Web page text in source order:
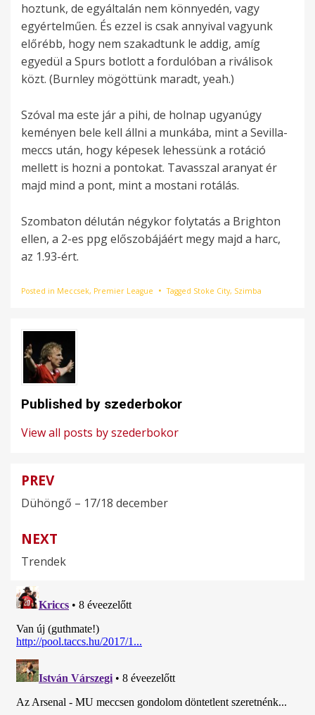
hoztunk, de egyáltalán nem könnyedén, vagy
egyértelműen. És ezzel is csak annyival vagyunk
előrébb, hogy nem szakadtunk le addig, amíg
egyedül a Spurs botlott a fordulóban a riválisok
közt. (Burnley mögöttünk maradt, yeah.)
Szóval ma este jár a pihi, de holnap ugyanúgy
keményen bele kell állni a munkába, mint a Sevilla-
meccs után, hogy képesek lehessünk a rotáció
mellett is hozni a pontokat. Tavasszal aranyat ér
majd mind a pont, mint a mostani rotálás.
Szombaton délután négykor folytatás a Brighton
ellen, a 2-es ppg előszobájáért megy majd a harc,
az 1.93-ért.
Posted in Meccsek, Premier League Tagged Stoke City, Szimba
Published by szederbokor
View all posts by szederbokor
Bejegyzés
navigáció
PREV
Dühöngő – 17/18 december
NEXT
Trendek